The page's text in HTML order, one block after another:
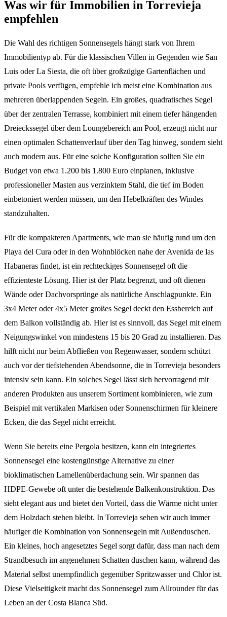
Was wir für Immobilien in Torrevieja
empfehlen
Die Wahl des richtigen Sonnensegels hängt stark von Ihrem
Immobilientyp ab. Für die klassischen Villen in Gegenden wie San
Luis oder La Siesta, die oft über großzügige Gartenflächen und
private Pools verfügen, empfehle ich meist eine Kombination aus
mehreren überlappenden Segeln. Ein großes, quadratisches Segel
über der zentralen Terrasse, kombiniert mit einem tiefer hängenden
Dreieckssegel über dem Loungebereich am Pool, erzeugt nicht nur
einen optimalen Schattenverlauf über den Tag hinweg, sondern sieht
auch modern aus. Für eine solche Konfiguration sollten Sie ein
Budget von etwa 1.200 bis 1.800 Euro einplanen, inklusive
professioneller Masten aus verzinktem Stahl, die tief im Boden
einbetoniert werden müssen, um den Hebelkräften des Windes
standzuhalten.
Für die kompakteren Apartments, wie man sie häufig rund um den
Playa del Cura oder in den Wohnblöcken nahe der Avenida de las
Habaneras findet, ist ein rechteckiges Sonnensegel oft die
effizienteste Lösung. Hier ist der Platz begrenzt, und oft dienen
Wände oder Dachvorsprünge als natürliche Anschlagpunkte. Ein
3x4 Meter oder 4x5 Meter großes Segel deckt den Essbereich auf
dem Balkon vollständig ab. Hier ist es sinnvoll, das Segel mit einem
Neigungswinkel von mindestens 15 bis 20 Grad zu installieren. Das
hilft nicht nur beim Abfließen von Regenwasser, sondern schützt
auch vor der tiefstehenden Abendsonne, die in Torrevieja besonders
intensiv sein kann. Ein solches Segel lässt sich hervorragend mit
anderen Produkten aus unserem Sortiment kombinieren, wie zum
Beispiel mit vertikalen Markisen oder Sonnenschirmen für kleinere
Ecken, die das Segel nicht erreicht.
Wenn Sie bereits eine Pergola besitzen, kann ein integriertes
Sonnensegel eine kostengünstige Alternative zu einer
bioklimatischen Lamellenüberdachung sein. Wir spannen das
HDPE-Gewebe oft unter die bestehende Balkenkonstruktion. Das
sieht elegant aus und bietet den Vorteil, dass die Wärme nicht unter
dem Holzdach stehen bleibt. In Torrevieja sehen wir auch immer
häufiger die Kombination von Sonnensegeln mit Außenduschen.
Ein kleines, hoch angesetztes Segel sorgt dafür, dass man nach dem
Strandbesuch im angenehmen Schatten duschen kann, während das
Material selbst unempfindlich gegenüber Spritzwasser und Chlor ist.
Diese Vielseitigkeit macht das Sonnensegel zum Allrounder für das
Leben an der Costa Blanca Süd.